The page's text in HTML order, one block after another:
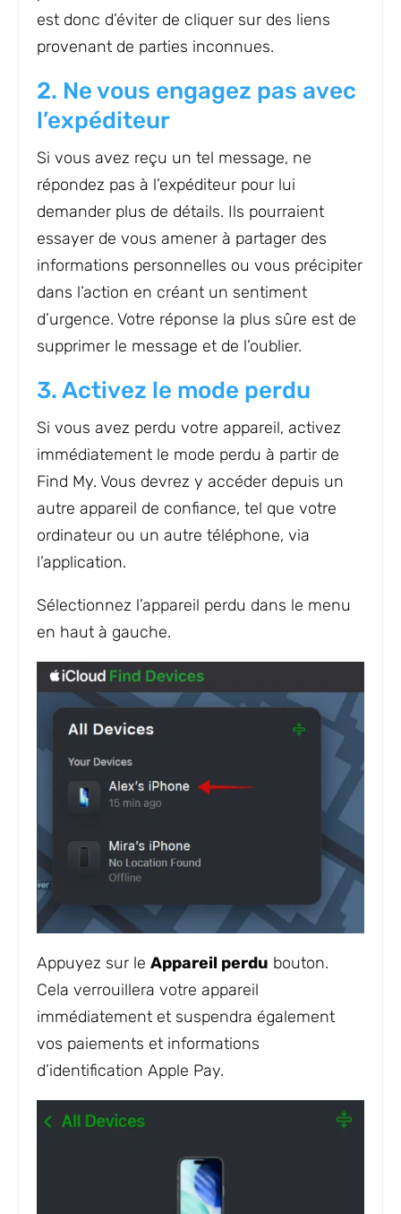
est donc d’éviter de cliquer sur des liens
provenant de parties inconnues.
2. Ne vous engagez pas avec
l’expéditeur
Si vous avez reçu un tel message, ne
répondez pas à l’expéditeur pour lui
demander plus de détails. Ils pourraient
essayer de vous amener à partager des
informations personnelles ou vous précipiter
dans l’action en créant un sentiment
d’urgence. Votre réponse la plus sûre est de
supprimer le message et de l’oublier.
3. Activez le mode perdu
Si vous avez perdu votre appareil, activez
immédiatement le mode perdu à partir de
Find My. Vous devrez y accéder depuis un
autre appareil de confiance, tel que votre
ordinateur ou un autre téléphone, via
l’application.
Sélectionnez l’appareil perdu dans le menu
en haut à gauche.
Appuyez sur le Appareil perdu bouton.
Cela verrouillera votre appareil
immédiatement et suspendra également
vos paiements et informations
d’identification Apple Pay.